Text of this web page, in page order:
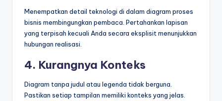
Menempatkan detail teknologi di dalam diagram proses
bisnis membingungkan pembaca. Pertahankan lapisan
yang terpisah kecuali Anda secara eksplisit menunjukkan
hubungan realisasi.
4. Kurangnya Konteks
Diagram tanpa judul atau legenda tidak berguna.
Pastikan setiap tampilan memiliki konteks yang jelas.